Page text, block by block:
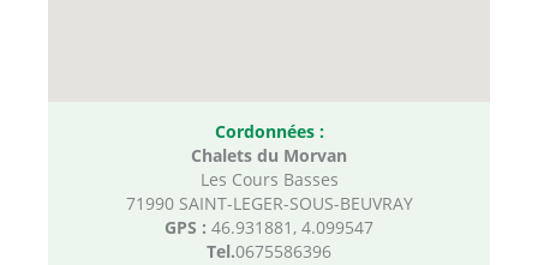
Cordonnées :
Chalets du Morvan
Les Cours Basses
71990 SAINT-LEGER-SOUS-BEUVRAY
GPS : 46.931881, 4.099547
Tel.0675586396